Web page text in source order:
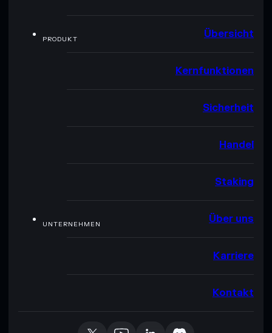
PRODUKT Übersicht
Kernfunktionen
Sicherheit
Handel
Staking
UNTERNEHMEN Über uns
Karriere
Kontakt